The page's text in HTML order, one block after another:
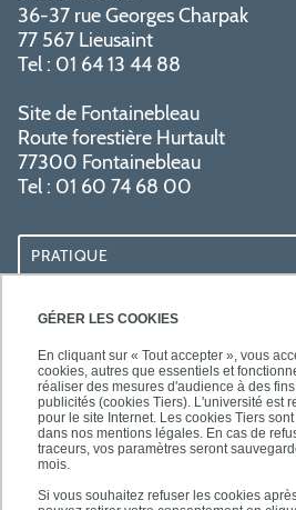
GÉRER LES COOKIES
En cliquant sur « Tout accepter », vous
cookies, autres que essentiels et
réaliser des mesures d'audience à des
publicités (cookies Tiers). L'université est
pour le site Internet. Les cookies Tiers
dans nos mentions légales. En cas de
traceurs, vos paramètres seront
mois.
Si vous souhaitez refuser les cookies
36-37 rue Georges Charpak
77 567 Lieusaint
Tel : 01 64 13 44 88
Site de Fontainebleau
Route forestière Hurtault
77300 Fontainebleau
Tel : 01 60 74 68 00
PRATIQUE
RESSOURCES
SUIVEZ-NOUS